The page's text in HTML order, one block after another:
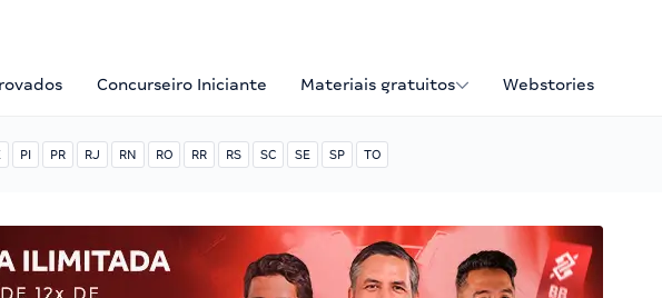
Concurseiro Iniciante Materiais gratuitos Webstories
PI PR RJ RN RO RR RS SC SE SP TO